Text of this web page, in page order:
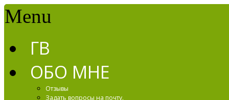
Menu
ГВ
ОБО МНЕ
Отзывы
Задать вопросы на почту.